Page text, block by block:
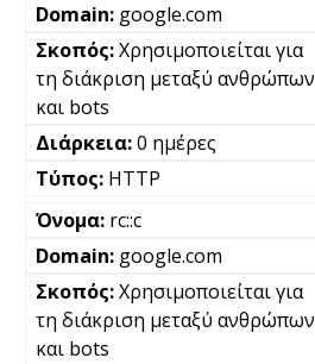
google.com
Χρησιμοποιείται για
τη διάκριση μεταξύ ανθρώπων
και bots
0 ημέρες
HTTP
rc::c
google.com
Χρησιμοποιείται για
τη διάκριση μεταξύ ανθρώπων
και bots